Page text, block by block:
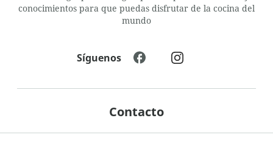
conocimientos para que puedas disfrutar de la cocina del
mundo
Contacto
Síguenos